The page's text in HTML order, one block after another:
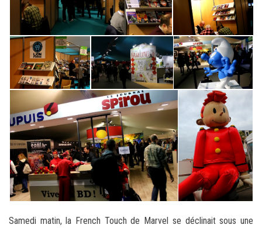
Samedi matin, la French Touch de Marvel se déclinait sous une